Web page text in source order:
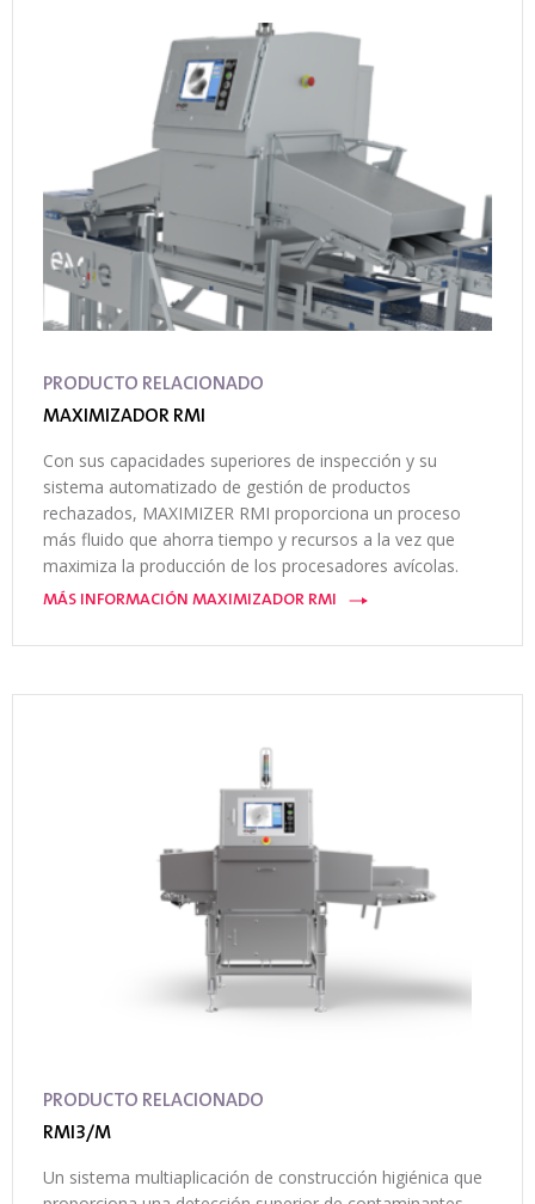
PRODUCTO RELACIONADO
MAXIMIZADOR RMI
Con sus capacidades superiores de inspección y su
sistema automatizado de gestión de productos
rechazados, MAXIMIZER RMI proporciona un proceso
más fluido que ahorra tiempo y recursos a la vez que
maximiza la producción de los procesadores avícolas.
MÁS INFORMACIÓN MAXIMIZADOR RMI
PRODUCTO RELACIONADO
RMI3/M
Un sistema multiaplicación de construcción higiénica que